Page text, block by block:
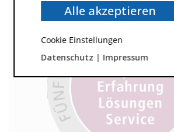
Alle akzeptieren
Cookie Einstellungen
Datenschutz| Impressum